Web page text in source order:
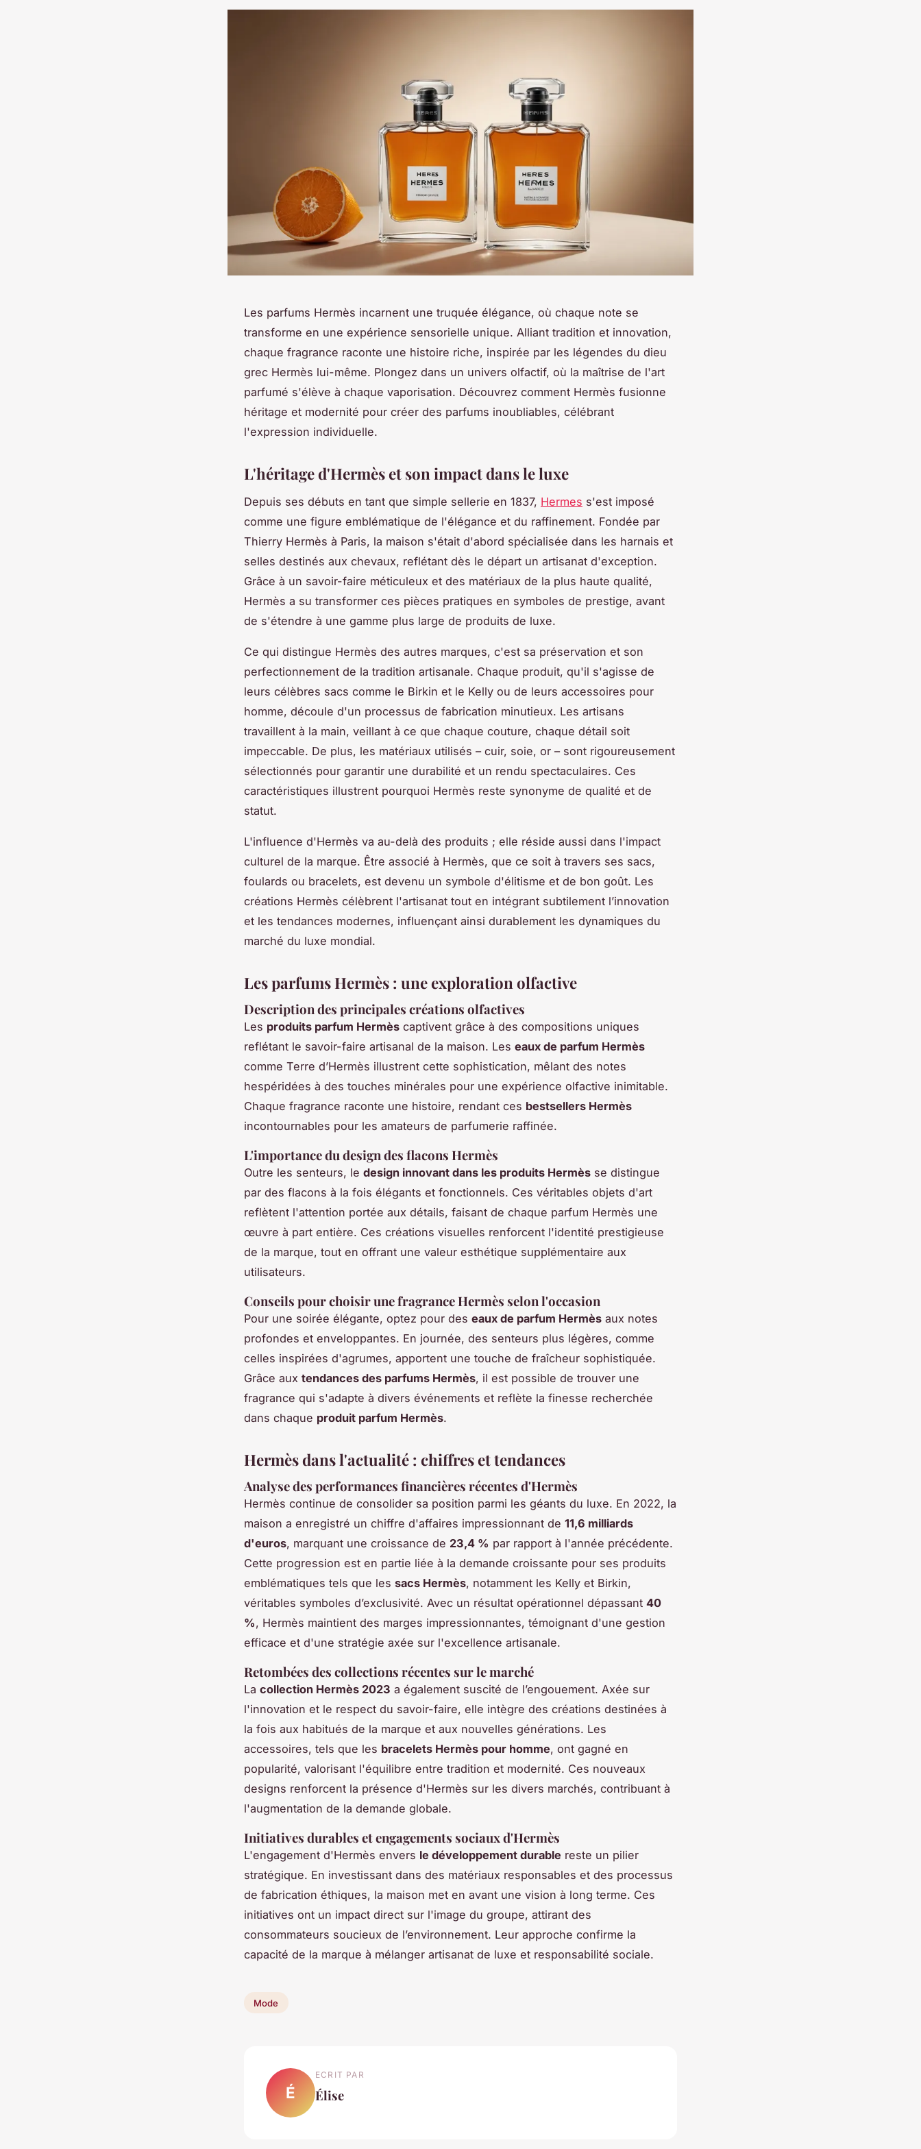
Les parfums Hermès incarnent une truquée élégance, où chaque note se
transforme en une expérience sensorielle unique. Alliant tradition et innovation,
chaque fragrance raconte une histoire riche, inspirée par les légendes du dieu
grec Hermès lui-même. Plongez dans un univers olfactif, où la maîtrise de l'art
parfumé s'élève à chaque vaporisation. Découvrez comment Hermès fusionne
héritage et modernité pour créer des parfums inoubliables, célébrant
l'expression individuelle.
L'héritage d'Hermès et son impact dans le luxe
Depuis ses débuts en tant que simple sellerie en 1837, Hermes s'est imposé
comme une figure emblématique de l'élégance et du raffinement. Fondée par
Thierry Hermès à Paris, la maison s'était d'abord spécialisée dans les harnais et
selles destinés aux chevaux, reflétant dès le départ un artisanat d'exception.
Grâce à un savoir-faire méticuleux et des matériaux de la plus haute qualité,
Hermès a su transformer ces pièces pratiques en symboles de prestige, avant
de s'étendre à une gamme plus large de produits de luxe.
Ce qui distingue Hermès des autres marques, c'est sa préservation et son
perfectionnement de la tradition artisanale. Chaque produit, qu'il s'agisse de
leurs célèbres sacs comme le Birkin et le Kelly ou de leurs accessoires pour
homme, découle d'un processus de fabrication minutieux. Les artisans
travaillent à la main, veillant à ce que chaque couture, chaque détail soit
impeccable. De plus, les matériaux utilisés – cuir, soie, or – sont rigoureusement
sélectionnés pour garantir une durabilité et un rendu spectaculaires. Ces
caractéristiques illustrent pourquoi Hermès reste synonyme de qualité et de
statut.
L'influence d'Hermès va au-delà des produits ; elle réside aussi dans l'impact
culturel de la marque. Être associé à Hermès, que ce soit à travers ses sacs,
foulards ou bracelets, est devenu un symbole d'élitisme et de bon goût. Les
créations Hermès célèbrent l'artisanat tout en intégrant subtilement l’innovation
et les tendances modernes, influençant ainsi durablement les dynamiques du
marché du luxe mondial.
Les parfums Hermès : une exploration olfactive
Description des principales créations olfactives
Les produits parfum Hermès captivent grâce à des compositions uniques
reflétant le savoir-faire artisanal de la maison. Les eaux de parfum Hermès
comme Terre d’Hermès illustrent cette sophistication, mêlant des notes
hespéridées à des touches minérales pour une expérience olfactive inimitable.
Chaque fragrance raconte une histoire, rendant ces bestsellers Hermès
incontournables pour les amateurs de parfumerie raffinée.
L'importance du design des flacons Hermès
Outre les senteurs, le design innovant dans les produits Hermès se distingue
par des flacons à la fois élégants et fonctionnels. Ces véritables objets d'art
reflètent l'attention portée aux détails, faisant de chaque parfum Hermès une
œuvre à part entière. Ces créations visuelles renforcent l'identité prestigieuse
de la marque, tout en offrant une valeur esthétique supplémentaire aux
utilisateurs.
Conseils pour choisir une fragrance Hermès selon l'occasion
Pour une soirée élégante, optez pour des eaux de parfum Hermès aux notes
profondes et enveloppantes. En journée, des senteurs plus légères, comme
celles inspirées d'agrumes, apportent une touche de fraîcheur sophistiquée.
Grâce aux tendances des parfums Hermès, il est possible de trouver une
fragrance qui s'adapte à divers événements et reflète la finesse recherchée
dans chaque produit parfum Hermès.
Hermès dans l'actualité : chiffres et tendances
Analyse des performances financières récentes d'Hermès
Hermès continue de consolider sa position parmi les géants du luxe. En 2022, la
maison a enregistré un chiffre d'affaires impressionnant de 11,6 milliards
d'euros, marquant une croissance de 23,4 % par rapport à l'année précédente.
Cette progression est en partie liée à la demande croissante pour ses produits
emblématiques tels que les sacs Hermès, notamment les Kelly et Birkin,
véritables symboles d’exclusivité. Avec un résultat opérationnel dépassant 40
%, Hermès maintient des marges impressionnantes, témoignant d'une gestion
efficace et d'une stratégie axée sur l'excellence artisanale.
Retombées des collections récentes sur le marché
La collection Hermès 2023 a également suscité de l’engouement. Axée sur
l'innovation et le respect du savoir-faire, elle intègre des créations destinées à
la fois aux habitués de la marque et aux nouvelles générations. Les
accessoires, tels que les bracelets Hermès pour homme, ont gagné en
popularité, valorisant l'équilibre entre tradition et modernité. Ces nouveaux
designs renforcent la présence d'Hermès sur les divers marchés, contribuant à
l'augmentation de la demande globale.
Initiatives durables et engagements sociaux d'Hermès
L'engagement d'Hermès envers le développement durable reste un pilier
stratégique. En investissant dans des matériaux responsables et des processus
de fabrication éthiques, la maison met en avant une vision à long terme. Ces
initiatives ont un impact direct sur l'image du groupe, attirant des
consommateurs soucieux de l’environnement. Leur approche confirme la
capacité de la marque à mélanger artisanat de luxe et responsabilité sociale.
Mode
É
ECRIT PAR
Élise